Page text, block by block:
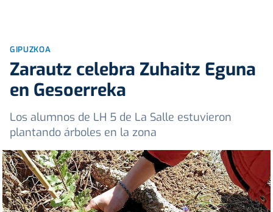
GIPUZKOA
Zarautz celebra Zuhaitz Eguna
en Gesoerreka
Los alumnos de LH 5 de La Salle estuvieron
plantando árboles en la zona